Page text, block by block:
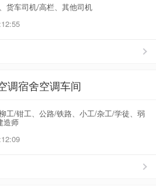
货车司机/高栏、其他司机
调宿舍空调车间
工/钳工、公路/铁路、小工/杂工/学徒、弱
造师